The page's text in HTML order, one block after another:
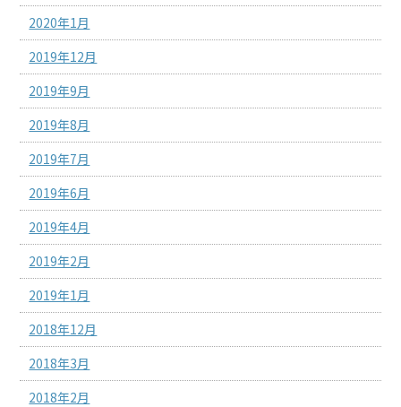
2020年1月
2019年12月
2019年9月
2019年8月
2019年7月
2019年6月
2019年4月
2019年2月
2019年1月
2018年12月
2018年3月
2018年2月